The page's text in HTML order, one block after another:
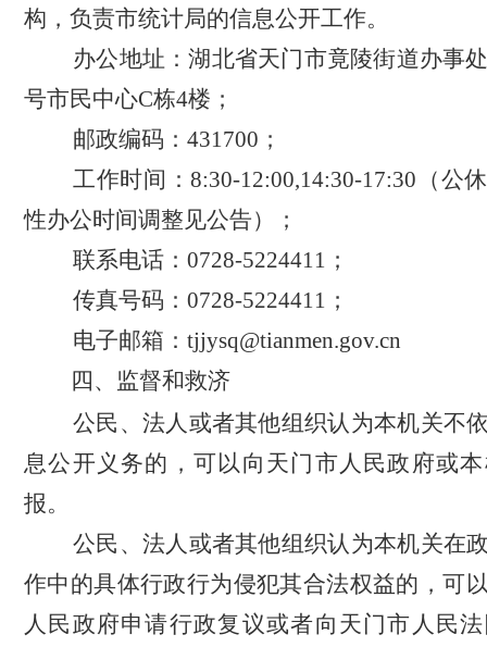
构，负责市统计局的信息公开工作。
办公地址：湖北省天门市竟陵街道办事
号市民中心C栋4楼；
邮政编码： 431700；
工作时间：8:30-12:00,14:30-17:30（公
性办公时间调整见公告）；
联系电话： 0728-5224411；
传真号码： 0728-5224411；
电子邮箱： tjjysq@tianmen.gov.cn
四、监督和救济
公民、法人或者其他组织认为本机关不
息公开义务的，可以向天门市人民政府或
报。
公民、法人或者其他组织认为本机关在
作中的具体行政行为侵犯其合法权益的，可
人民政府申请行政复议或者向天门市人民